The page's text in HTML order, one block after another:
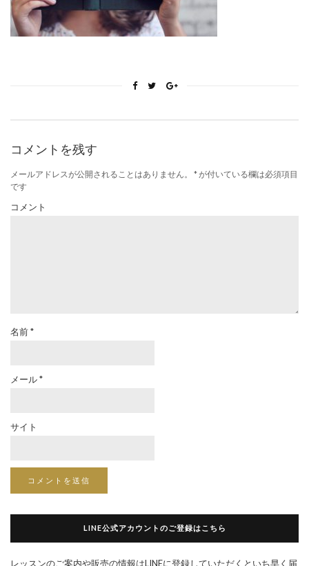
コメントを残す
メールアドレスが公開されることはありません。 *が付いている欄は必須項目
です
コメント
名前*
メール*
サイト
LINE公式アカウントのご登録はこちら
レッスンのご案内や販売の情報はLINEに登録していただくといち早く届